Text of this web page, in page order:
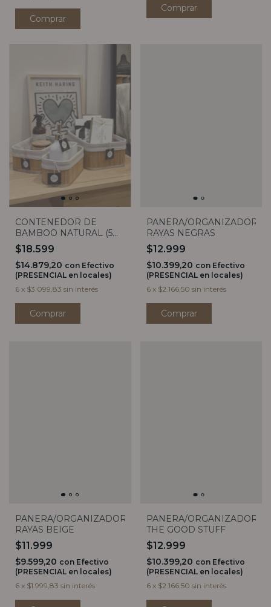
Comprar
Comprar
CONTENEDOR DE
BAMBOO NATURAL (5
MEDIDAS)
$18.599
$14.879,20 con Efectivo
(PRESENCIAL en locales)
6 x $3.099,83 sin interés
Comprar
PANERA/ORGANIZADOR
RAYAS NEGRAS
$12.999
$10.399,20 con Efectivo
(PRESENCIAL en locales)
6 x $2.166,50 sin interés
PANERA/ORGANIZADOR
RAYAS BEIGE
$11.999
$9.599,20 con Efectivo
(PRESENCIAL en locales)
6 x $1.999,83 sin interés
PANERA/ORGANIZADOR
THE GOOD STUFF
$12.999
$10.399,20 con Efectivo
(PRESENCIAL en locales)
6 x $2.166,50 sin interés